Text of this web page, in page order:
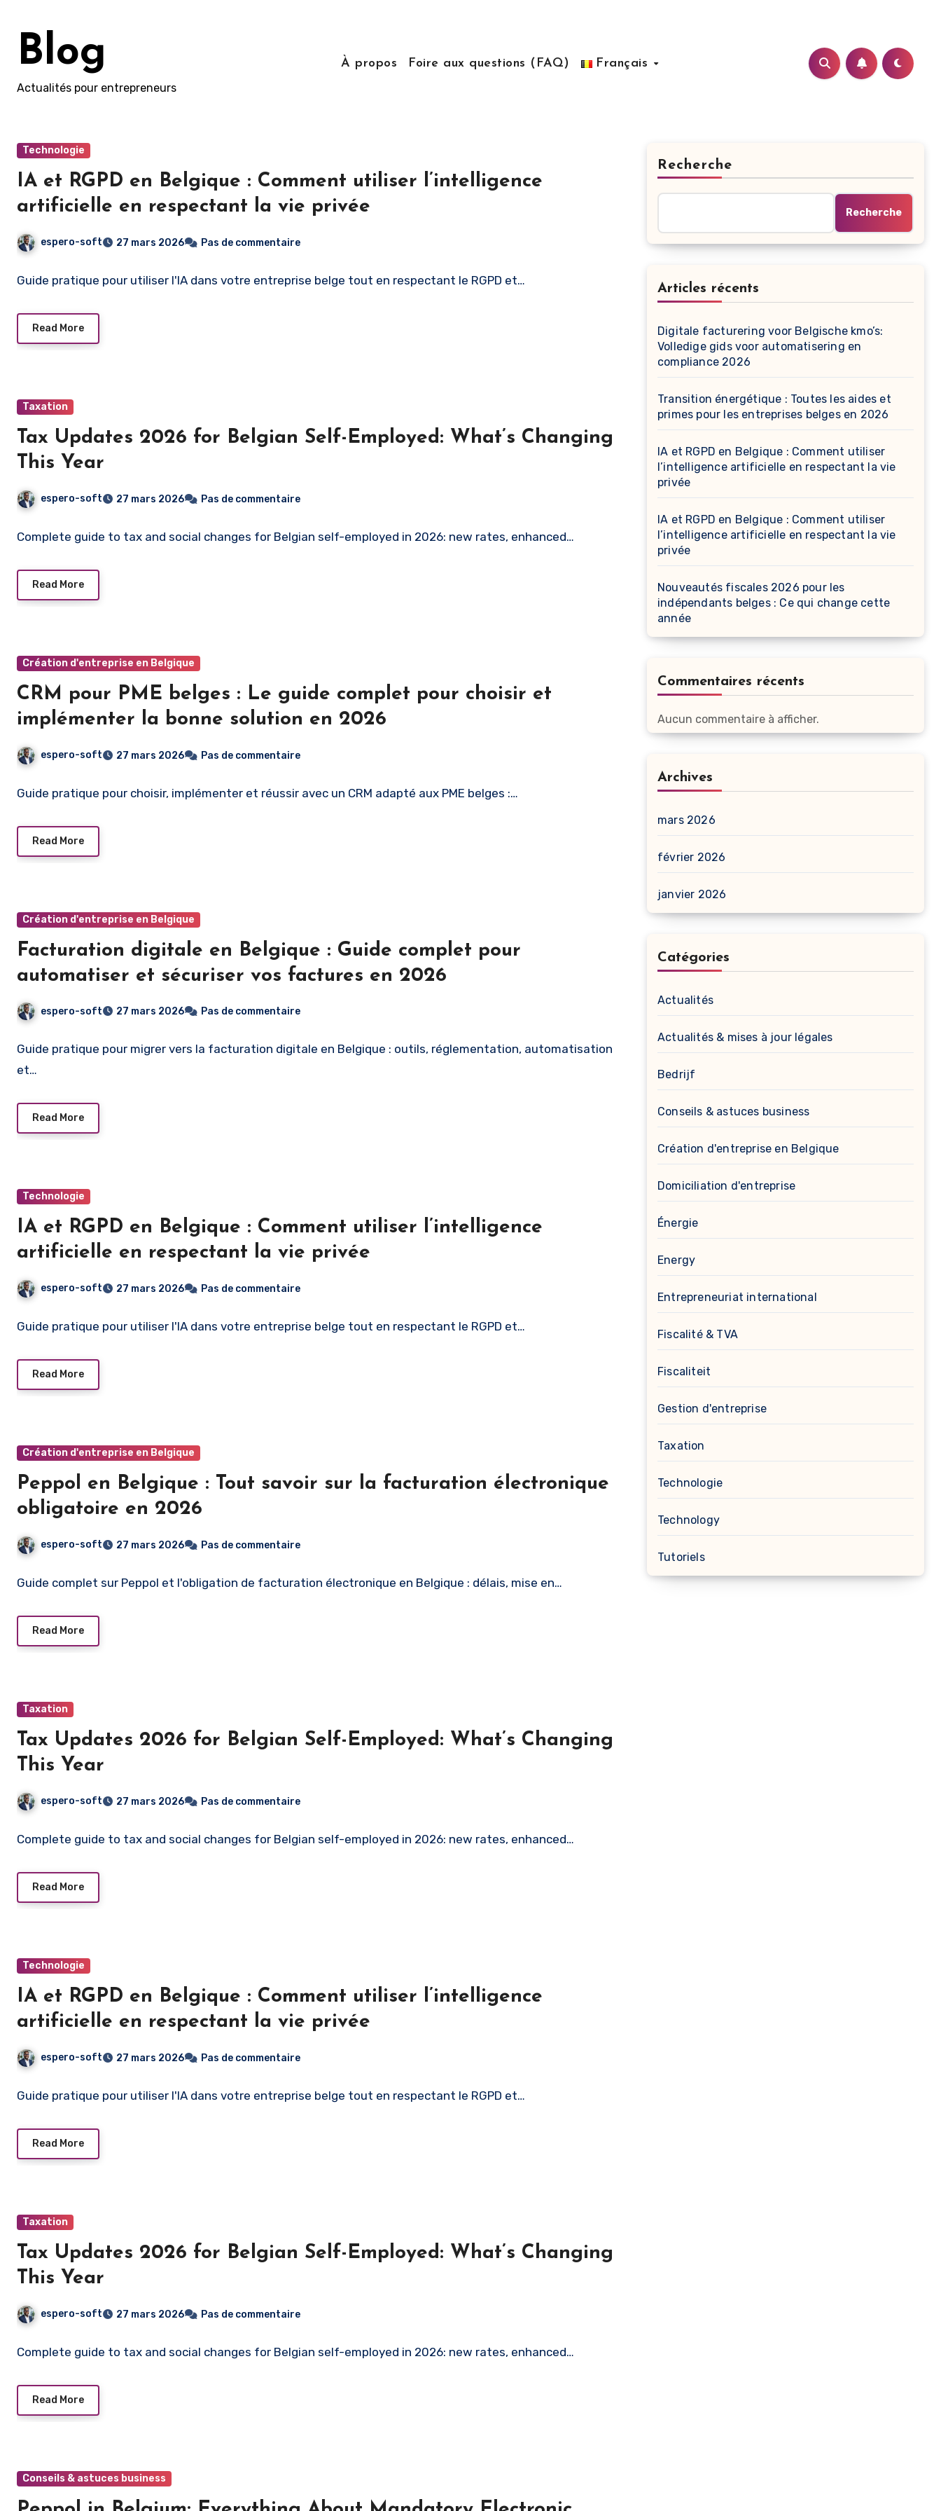
contentBlog
Actualités pour entrepreneurs
À propos Foire aux questions (FAQ) Français
Technologie
IA et RGPD en Belgique : Comment utiliser l’intelligence
artificielle en respectant la vie privée
espero-soft 27 mars 2026 Pas de commentaire
Guide pratique pour utiliser l'IA dans votre entreprise belge tout en respectant le RGPD et…
Read More
Taxation
Tax Updates 2026 for Belgian Self-Employed: What’s Changing
This Year
espero-soft 27 mars 2026 Pas de commentaire
Complete guide to tax and social changes for Belgian self-employed in 2026: new rates, enhanced…
Read More
Création d'entreprise en Belgique
CRM pour PME belges : Le guide complet pour choisir et
implémenter la bonne solution en 2026
espero-soft 27 mars 2026 Pas de commentaire
Guide pratique pour choisir, implémenter et réussir avec un CRM adapté aux PME belges :…
Read More
Création d'entreprise en Belgique
Facturation digitale en Belgique : Guide complet pour
automatiser et sécuriser vos factures en 2026
espero-soft 27 mars 2026 Pas de commentaire
Guide pratique pour migrer vers la facturation digitale en Belgique : outils, réglementation, automatisation
et…
Read More
Technologie
IA et RGPD en Belgique : Comment utiliser l’intelligence
artificielle en respectant la vie privée
espero-soft 27 mars 2026 Pas de commentaire
Guide pratique pour utiliser l'IA dans votre entreprise belge tout en respectant le RGPD et…
Read More
Création d'entreprise en Belgique
Peppol en Belgique : Tout savoir sur la facturation électronique
obligatoire en 2026
espero-soft 27 mars 2026 Pas de commentaire
Guide complet sur Peppol et l'obligation de facturation électronique en Belgique : délais, mise en…
Read More
Taxation
Tax Updates 2026 for Belgian Self-Employed: What’s Changing
This Year
espero-soft 27 mars 2026 Pas de commentaire
Complete guide to tax and social changes for Belgian self-employed in 2026: new rates, enhanced…
Read More
Technologie
IA et RGPD en Belgique : Comment utiliser l’intelligence
artificielle en respectant la vie privée
espero-soft 27 mars 2026 Pas de commentaire
Guide pratique pour utiliser l'IA dans votre entreprise belge tout en respectant le RGPD et…
Read More
Taxation
Tax Updates 2026 for Belgian Self-Employed: What’s Changing
This Year
espero-soft 27 mars 2026 Pas de commentaire
Complete guide to tax and social changes for Belgian self-employed in 2026: new rates, enhanced…
Read More
Conseils & astuces business
Recherche
Recherche
Articles récents
Digitale facturering voor Belgische kmo’s:
Volledige gids voor automatisering en
compliance 2026
Transition énergétique : Toutes les aides et
primes pour les entreprises belges en 2026
IA et RGPD en Belgique : Comment utiliser
l’intelligence artificielle en respectant la vie
privée
IA et RGPD en Belgique : Comment utiliser
l’intelligence artificielle en respectant la vie
privée
Nouveautés fiscales 2026 pour les
indépendants belges : Ce qui change cette
année
Commentaires récents
Aucun commentaire à afficher.
Archives
mars 2026
février 2026
janvier 2026
Catégories
Actualités
Actualités & mises à jour légales
Bedrijf
Conseils & astuces business
Création d'entreprise en Belgique
Domiciliation d'entreprise
Énergie
Energy
Entrepreneuriat international
Fiscalité & TVA
Fiscaliteit
Gestion d'entreprise
Taxation
Technologie
Technology
Tutoriels